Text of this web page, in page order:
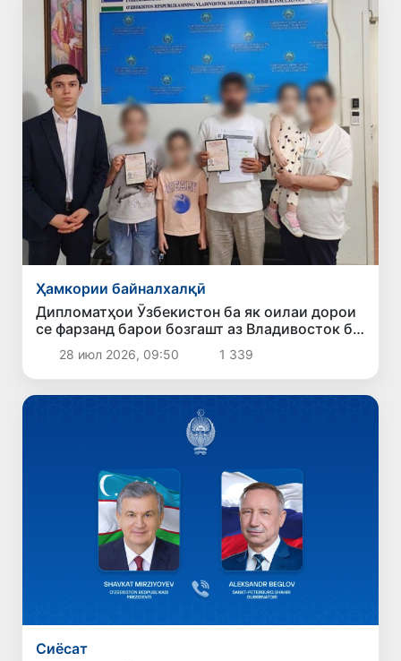
Ҳамкории байналхалқӣ
Дипломатҳои Ӯзбекистон ба як оилаи дорои
се фарзанд барои бозгашт аз Владивосток ба
Ватан кумак карданд
28 июл 2026, 09:50 1 339
Сиёсат